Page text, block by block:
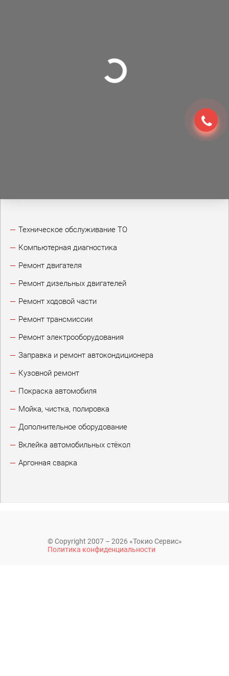
Техническое обслуживание ТО
Компьютерная диагностика
Ремонт двигателя
Ремонт дизельных двигателей
Ремонт ходовой части
Ремонт трансмиссии
Ремонт электрооборудования
Заправка и ремонт автокондиционера
Кузовной ремонт
Покраска автомобиля
Мойка, чистка, полировка
Дополнительное оборудование
Вклейка автомобильных стёкол
Аргонная сварка
© Copyright 2007 – 2026 «Токио Сервис»
Политика конфиденциальности